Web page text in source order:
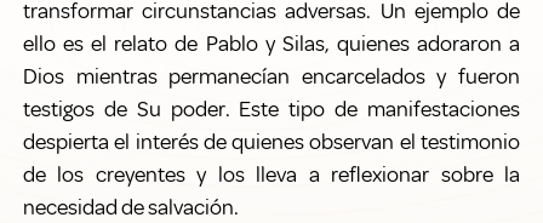
transformar circunstancias adversas. Un ejemplo de
ello es el relato de Pablo y Silas, quienes adoraron a
Dios mientras permanecían encarcelados y fueron
testigos de Su poder. Este tipo de manifestaciones
despierta el interés de quienes observan el testimonio
de los creyentes y los lleva a reflexionar sobre la
necesidad de salvación.